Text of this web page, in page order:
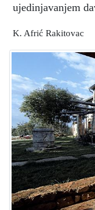
ujedinjavanjem
K. Afrić Rakitovac